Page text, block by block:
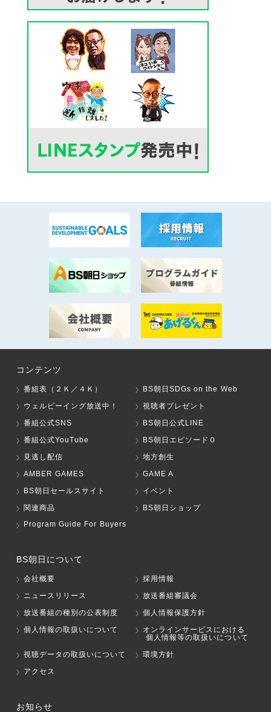
コンテンツ
番組表（２Ｋ／４Ｋ）
BS朝日SDGs on the Web
ウェルビーイング放送中！
視聴者プレゼント
番組公式SNS
BS朝日公式LINE
番組公式YouTube
BS朝日エピソード０
見逃し配信
地方創生
AMBER GAMES
GAME A
BS朝日セールスサイト
イベント
関連商品
BS朝日ショップ
Program Guide For Buyers
BS朝日について
会社概要
採用情報
ニュースリリース
放送番組審議会
放送番組の種別の公表制度
個人情報保護方針
個人情報の取扱いについて
オンラインサービスにおける
個人情報等の取扱いについて
視聴データの取扱いについて
環境方針
アクセス
お知らせ